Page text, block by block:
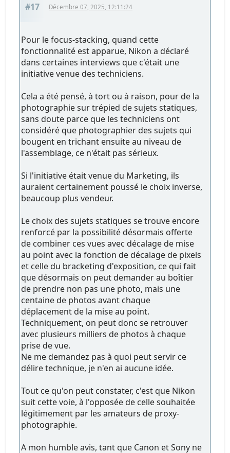
#17 Décembre 07, 2025, 12:11:24
Pour le focus-stacking, quand cette
fonctionnalité est apparue, Nikon a déclaré
dans certaines interviews que c'était une
initiative venue des techniciens.
Cela a été pensé, à tort ou à raison, pour de la
photographie sur trépied de sujets statiques,
sans doute parce que les techniciens ont
considéré que photographier des sujets qui
bougent en trichant ensuite au niveau de
l'assemblage, ce n'était pas sérieux.
Si l'initiative était venue du Marketing, ils
auraient certainement poussé le choix inverse,
beaucoup plus vendeur.
Le choix des sujets statiques se trouve encore
renforcé par la possibilité désormais offerte
de combiner ces vues avec décalage de mise
au point avec la fonction de décalage de pixels
et celle du bracketing d'exposition, ce qui fait
que désormais on peut demander au boîtier
de prendre non pas une photo, mais une
centaine de photos avant chaque
déplacement de la mise au point.
Techniquement, on peut donc se retrouver
avec plusieurs milliers de photos à chaque
prise de vue.
Ne me demandez pas à quoi peut servir ce
délire technique, je n'en ai aucune idée.
Tout ce qu'on peut constater, c'est que Nikon
suit cette voie, à l'opposée de celle souhaitée
légitimement par les amateurs de proxy-
photographie.
A mon humble avis, tant que Canon et Sony ne